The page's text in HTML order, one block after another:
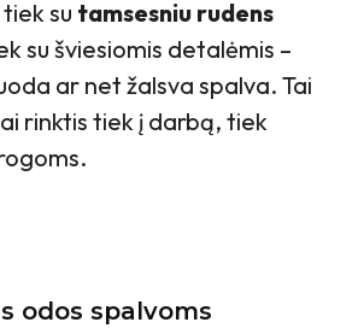
su tamsesniu rudens
su šviesiomis detalėmis –
ar net žalsva spalva. Tai
rinktis tiek į darbą, tiek
odos spalvoms